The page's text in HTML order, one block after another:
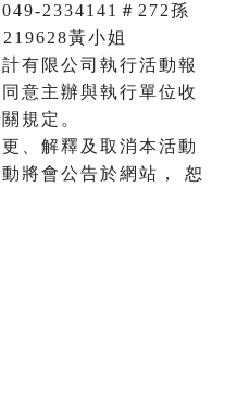
2334141＃272孫
黃小姐
有限公司執行活動報
意主辦與執行單位收
規定。
、解釋及取消本活動
將會公告於網站， 恕